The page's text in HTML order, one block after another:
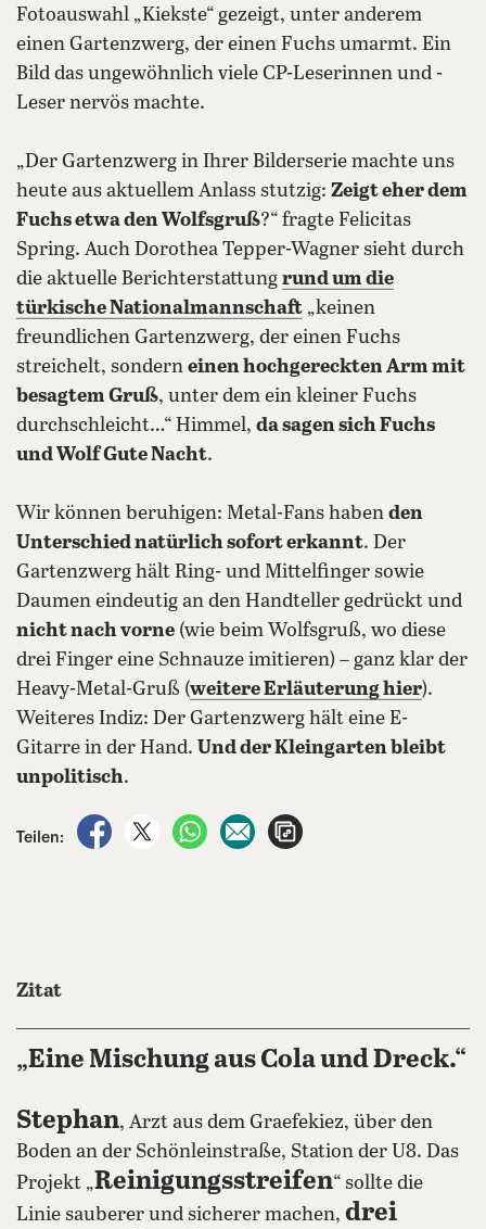
Fotoauswahl „Kiekste“ gezeigt, unter anderem
einen Gartenzwerg, der einen Fuchs umarmt. Ein
Bild das ungewöhnlich viele CP-Leserinnen und -
Leser nervös machte.
„Der Gartenzwerg in Ihrer Bilderserie machte uns
heute aus aktuellem Anlass stutzig: Zeigt eher dem
Fuchs etwa den Wolfsgruß?“ fragte Felicitas
Spring. Auch Dorothea Tepper-Wagner sieht durch
die aktuelle Berichterstattung rund um die
türkische Nationalmannschaft „keinen
freundlichen Gartenzwerg, der einen Fuchs
streichelt, sondern einen hochgereckten Arm mit
besagtem Gruß, unter dem ein kleiner Fuchs
durchschleicht…“ Himmel, da sagen sich Fuchs
und Wolf Gute Nacht.
Wir können beruhigen: Metal-Fans haben den
Unterschied natürlich sofort erkannt. Der
Gartenzwerg hält Ring- und Mittelfinger sowie
Daumen eindeutig an den Handteller gedrückt und
nicht nach vorne (wie beim Wolfsgruß, wo diese
drei Finger eine Schnauze imitieren) – ganz klar der
Heavy-Metal-Gruß (weitere Erläuterung hier).
Weiteres Indiz: Der Gartenzwerg hält eine E-
Gitarre in der Hand. Und der Kleingarten bleibt
unpolitisch.
Teilen:
auf Facebook teilen
auf X teilenper WhatsApp teilen
per E-Mail teilen
Zitat
„Eine Mischung aus Cola und Dreck.“
Stephan, Arzt aus dem Graefekiez, über den
Boden an der Schönleinstraße, Station der U8. Das
Projekt „Reinigungsstreifen“ sollte die
Linie sauberer und sicherer machen, drei